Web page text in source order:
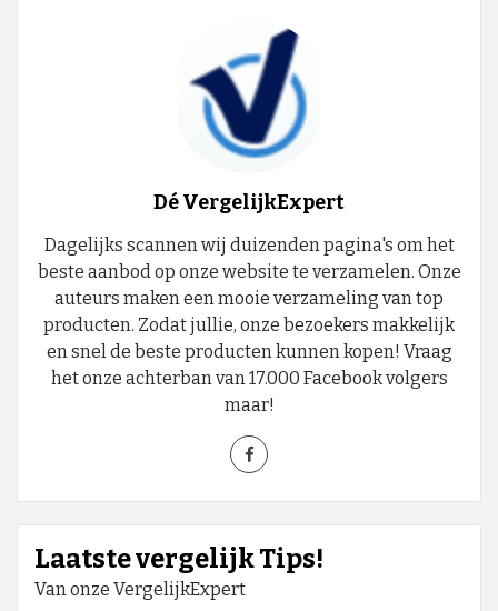
Dé VergelijkExpert
Dagelijks scannen wij duizenden pagina's om het
beste aanbod op onze website te verzamelen. Onze
auteurs maken een mooie verzameling van top
producten. Zodat jullie, onze bezoekers makkelijk
en snel de beste producten kunnen kopen! Vraag
het onze achterban van 17.000 Facebook volgers
maar!
Laatste vergelijk Tips!
Van onze VergelijkExpert